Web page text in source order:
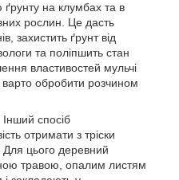
ґрунту на клумбах та в
рослин. Це дасть
захистить ґрунт від
та поліпшить стан
властивостей мульчі
обробити розчином
Інший спосіб
отримати з тріски
цього деревний
травою, опалим листям